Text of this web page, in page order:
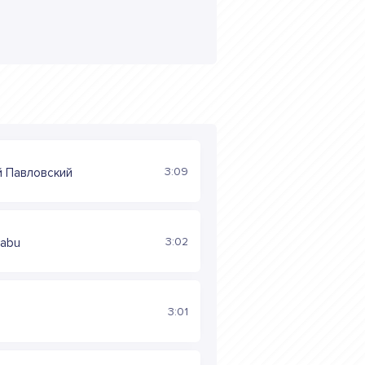
Павловский 3:09
3:02
3:01